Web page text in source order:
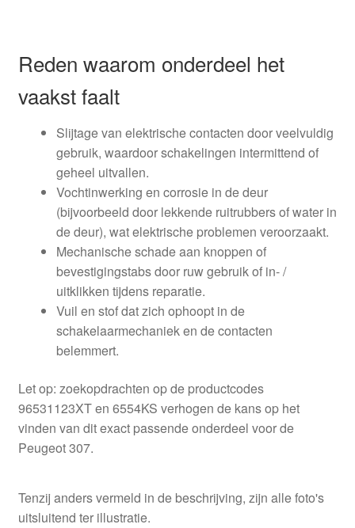
Reden waarom onderdeel het
vaakst faalt
Slijtage van elektrische contacten door veelvuldig
gebruik, waardoor schakelingen intermittend of
geheel uitvallen.
Vochtinwerking en corrosie in de deur
(bijvoorbeeld door lekkende ruitrubbers of water in
de deur), wat elektrische problemen veroorzaakt.
Mechanische schade aan knoppen of
bevestigingstabs door ruw gebruik of in- /
uitklikken tijdens reparatie.
Vuil en stof dat zich ophoopt in de
schakelaarmechaniek en de contacten
belemmert.
Let op: zoekopdrachten op de productcodes
96531123XT en 6554KS verhogen de kans op het
vinden van dit exact passende onderdeel voor de
Peugeot 307.
Tenzij anders vermeld in de beschrijving, zijn alle foto's
uitsluitend ter illustratie.